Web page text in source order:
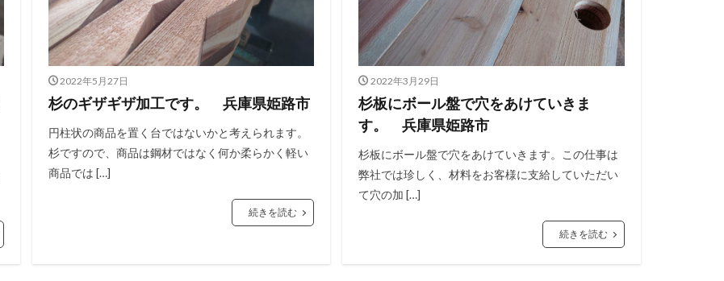
2022年5月27日
杉のギザギザ加工です。 兵庫県姫路市
円柱状の商品を置く台ではないかと考えられます。
杉ですので、商品は鋼材ではなく何か柔らかく軽い
商品では […]
続きを読む
2022年3月29日
杉板にボール盤で穴をあけていきま
す。 兵庫県姫路市
杉板にボール盤で穴をあけていきます。この仕事は
弊社では珍しく、材料をお客様に支給していただい
て穴の加 […]
続きを読む